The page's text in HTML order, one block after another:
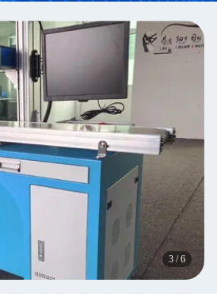
3 /6